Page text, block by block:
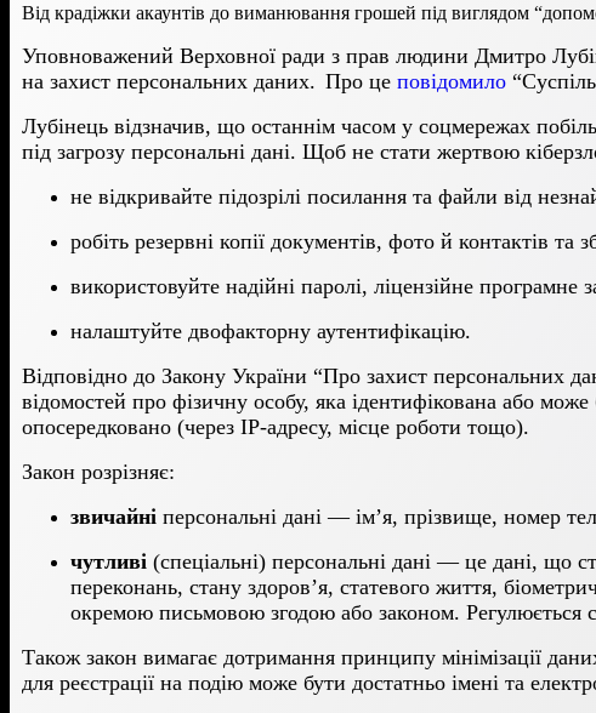
Від крадіжки акаунтів до виманювання грошей під виглядом
Уповноважений Верховної ради з прав людини Дмитро
на захист персональних даних. Про це повідомило “
Лубінець відзначив, що останнім часом у соцмережах
під загрозу персональні дані. Щоб не стати жертвою
не відкривайте підозрілі посилання та файли від
робіть резервні копії документів, фото й контактів та
використовуйте надійні паролі, ліцензійне програмне
налаштуйте двофакторну аутентифікацію.
Відповідно до Закону України “Про захист персональних
відомостей про фізичну особу, яка ідентифікована або
опосередковано (через IP-адресу, місце роботи тощо).
Закон розрізняє:
звичайні персональні дані — ім’я, прізвище, номер
чутливі (спеціальні) персональні дані — це дані, що
переконань, стану здоров’я, статевого життя,
окремою письмовою згодою або законом. Регулюється
Також закон вимагає дотримання принципу мінімізації
для реєстрації на подію може бути достатньо імені та